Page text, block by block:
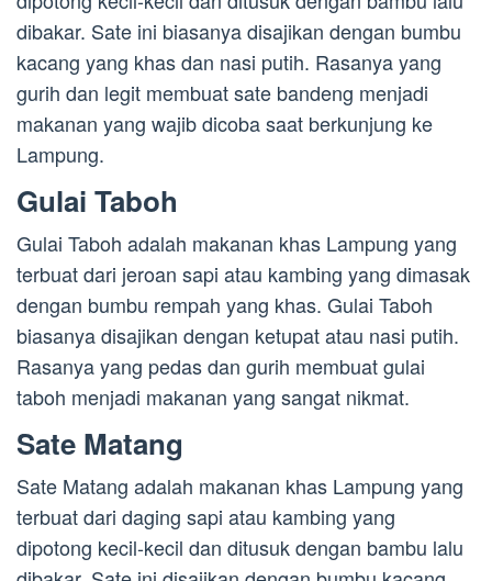
dibakar. Sate ini biasanya disajikan dengan bumbu
kacang yang khas dan nasi putih. Rasanya yang
gurih dan legit membuat sate bandeng menjadi
makanan yang wajib dicoba saat berkunjung ke
Lampung.
Gulai Taboh
Gulai Taboh adalah makanan khas Lampung yang
terbuat dari jeroan sapi atau kambing yang dimasak
dengan bumbu rempah yang khas. Gulai Taboh
biasanya disajikan dengan ketupat atau nasi putih.
Rasanya yang pedas dan gurih membuat gulai
taboh menjadi makanan yang sangat nikmat.
Sate Matang
Sate Matang adalah makanan khas Lampung yang
terbuat dari daging sapi atau kambing yang
dipotong kecil-kecil dan ditusuk dengan bambu lalu